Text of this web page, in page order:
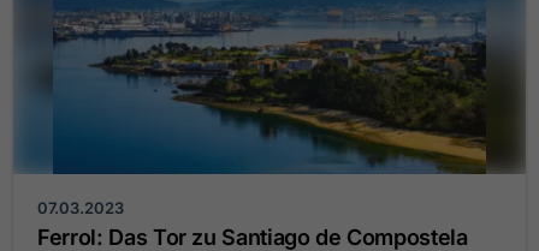
07.03.2023
Ferrol: Das Tor zu Santiago de Compostela